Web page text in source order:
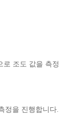
로 조도 값을 측정
정을 진행합니다.